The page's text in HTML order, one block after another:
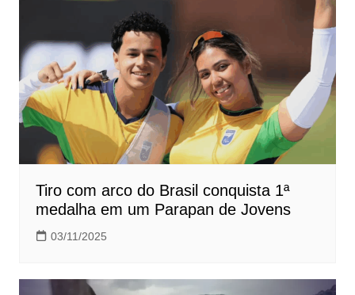
Tiro com arco do Brasil conquista 1ª
medalha em um Parapan de Jovens
03/11/2025